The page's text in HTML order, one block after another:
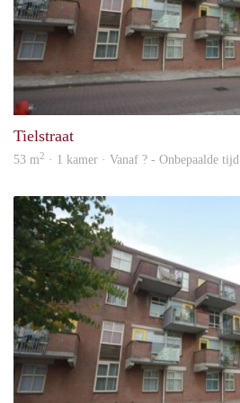
Tielstraat
53 m2 · 1 kamer · Vanaf ? - Onbepaalde tijd